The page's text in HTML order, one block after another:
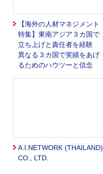
【海外の人材マネジメント
特集】東南アジア３カ国で
立ち上げと責任者を経験
異なる３カ国で実績をあげ
るためのハウツーと信念
A.I.NETWORK (THAILAND)
CO., LTD.